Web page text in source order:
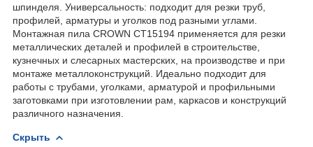
шпинделя. Универсальность: подходит для резки труб,
профилей, арматуры и уголков под разными углами.
Монтажная пила CROWN CT15194 применяется для резки
металлических деталей и профилей в строительстве,
кузнечных и слесарных мастерских, на производстве и при
монтаже металлоконструкций. Идеально подходит для
работы с трубами, уголками, арматурой и профильными
заготовками при изготовлении рам, каркасов и конструкций
различного назначения.
Скрыть